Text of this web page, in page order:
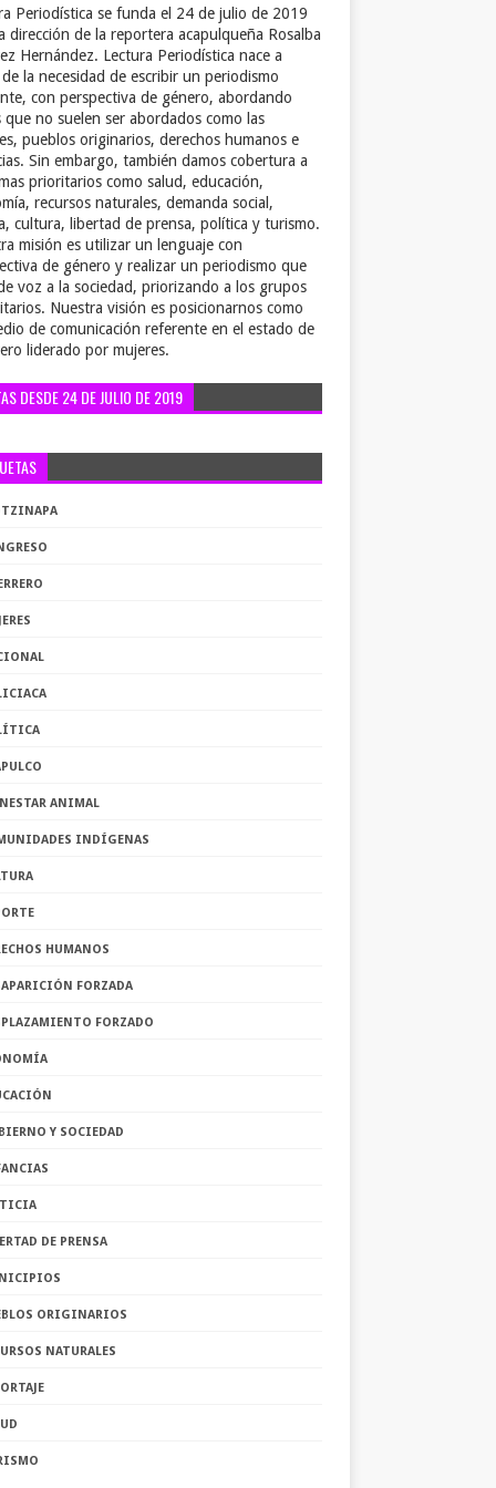
Periodística se funda el 24 de julio de 2019
dirección de la reportera acapulqueña Rosalba
Hernández. Lectura Periodística nace a
la necesidad de escribir un periodismo
con perspectiva de género, abordando
que no suelen ser abordados como las
pueblos originarios, derechos humanos e
Sin embargo, también damos cobertura a
prioritarios como salud, educación,
recursos naturales, demanda social,
cultura, libertad de prensa, política y turismo.
misión es utilizar un lenguaje con
de género y realizar un periodismo que
voz a la sociedad, priorizando a los grupos
Nuestra visión es posicionarnos como
de comunicación referente en el estado de
liderado por mujeres.
DESDE 24 DE JULIO DE 2019
ANIMAL
INDÍGENAS
HUMANOS
FORZADA
FORZADO
Y SOCIEDAD
DE PRENSA
ORIGINARIOS
NATURALES